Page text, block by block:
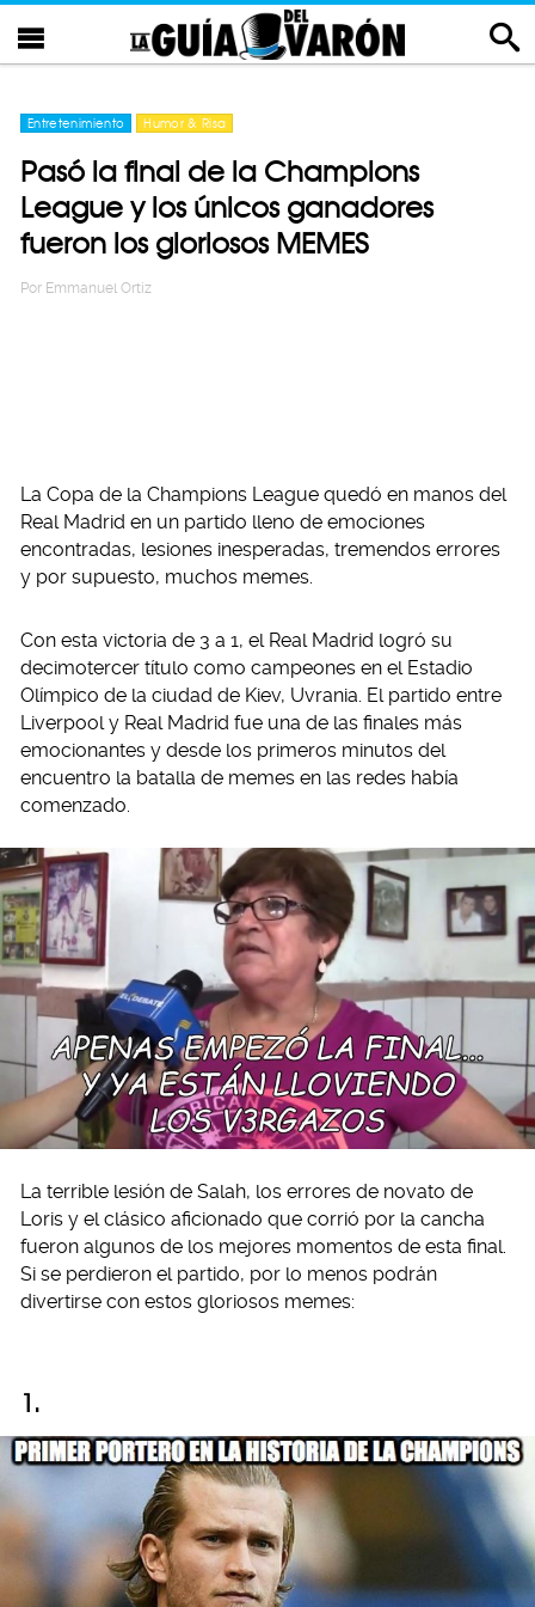
Entretenimiento Humor & Risa
Pasó la final de la Champions
League y los únicos ganadores
fueron los gloriosos MEMES
Por Emmanuel Ortiz
La Copa de la Champions League quedó en manos del
Real Madrid en un partido lleno de emociones
encontradas, lesiones inesperadas, tremendos errores
y por supuesto, muchos memes.
Con esta victoria de 3 a 1, el Real Madrid logró su
decimotercer título como campeones en el Estadio
Olímpico de la ciudad de Kiev, Uvrania. El partido entre
Liverpool y Real Madrid fue una de las finales más
emocionantes y desde los primeros minutos del
encuentro la batalla de memes en las redes había
comenzado.
La terrible lesión de Salah, los errores de novato de
Loris y el clásico aficionado que corrió por la cancha
fueron algunos de los mejores momentos de esta final.
Si se perdieron el partido, por lo menos podrán
divertirse con estos gloriosos memes:
1.